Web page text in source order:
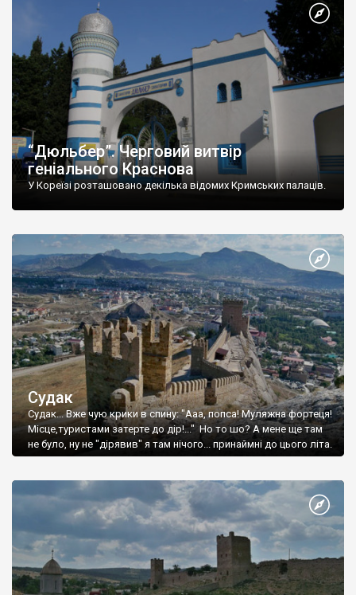
“Дюльбер”. Черговий витвір
геніального Краснова
У Кореїзі розташовано декілька відомих Кримських палаців.
Судак
Судак... Вже чую крики в спину: "Ааа, попса! Муляжна фортеця!
Місце,туристами затерте до дір!..." Но то шо? А мене ще там
не було, ну не "дірявив" я там нічого... принаймні до цього літа.